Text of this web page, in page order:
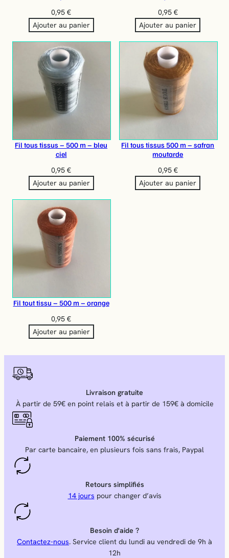
0,95€
Ajouter au panier
0,95 €
Ajouter au panier
Fil tous tissus – 500 m – bleu
ciel
0,95€
Ajouter au panier
Fil tous tissus 500 m – safran
moutarde
0,95 €
Ajouter au panier
Fil tout tissu – 500 m – orange
0,95€
Ajouter au panier
Livraison gratuite
À partir de 59€ en point relais et à partir de 159€ à domicile
Paiement 100% sécurisé
Par carte bancaire, en plusieurs fois sans frais, Paypal
Retours simplifiés
14 jours pour changer d’avis
Besoin d'aide ?
Contactez-nous. Service client du lundi au vendredi de 9h à
12h